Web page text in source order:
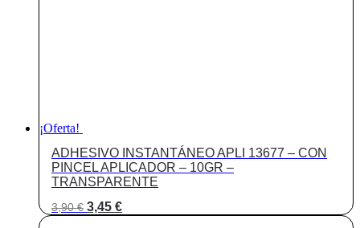
¡Oferta!
ADHESIVO INSTANTÁNEO APLI 13677 – CON
PINCEL APLICADOR – 10GR –
TRANSPARENTE
3,90€ El
precio
3,45 €El
precio